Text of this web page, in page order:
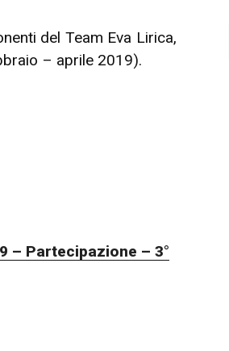
del Team Eva Lirica,
– aprile 2019).
– Partecipazione – 3°